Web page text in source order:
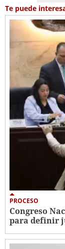
Te puede
PROCESO
Congreso
para definir